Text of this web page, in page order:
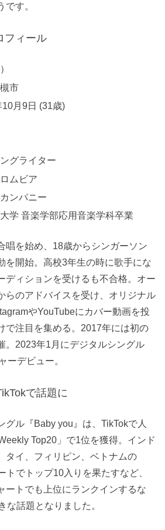
です。
フィール
市
10月9日 (31歳)
グライター
ムビア
ンパニー
学 音楽学部応用音楽学科卒業
唱を始め、18歳からシンガーソン
を開始。高校3年生の時に歌手にな
ディションを受けるも不合格。オー
らのアドバイスを受け、オリジナル
やYouTubeにカバー動画を投
で注目を集める。2017年には初の
。2023年1月にデジタルシングル
ーデビュー。
で話題に
グル『Baby you』は、TikTokで人
Top20」で1位を獲得。インド
タイ、フィリピン、ベトナムの
トでトップ10入りを果たすなど、
ートでも上位にランクインするな
な話題となりました。